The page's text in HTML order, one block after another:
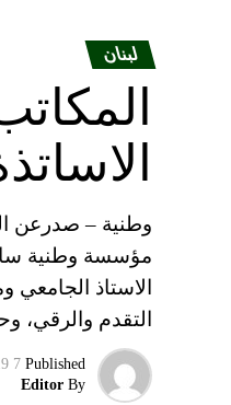
لبنان
وطنية – صدرعن
مؤسسة وطنية
الاستاذ
التقدم والرقي،
Published
7 years ago
By
Editor